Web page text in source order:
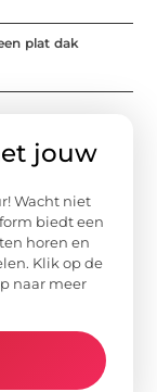
plat dak
jouw
Wacht niet
biedt een
horen en
Klik op de
naar meer